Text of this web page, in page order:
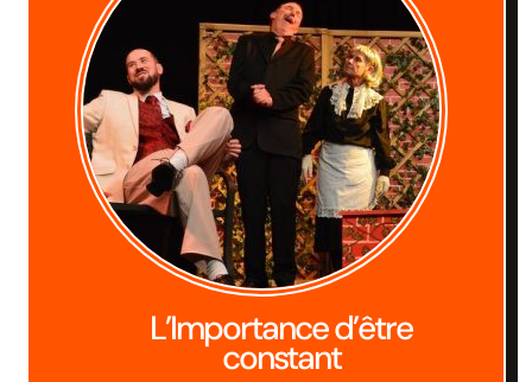
L’Importance d’être
constant